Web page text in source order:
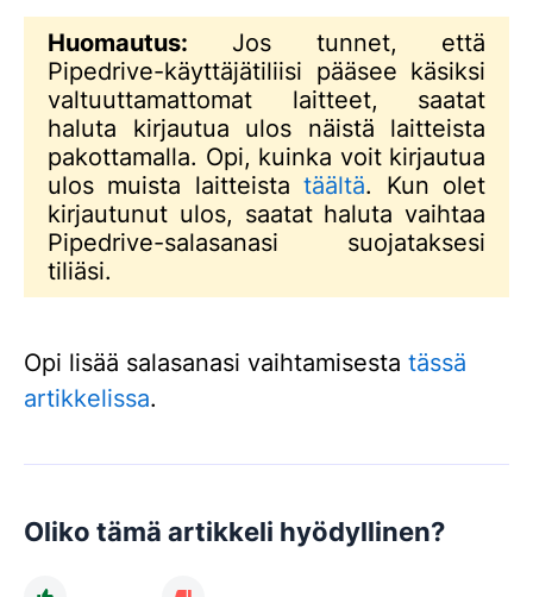
Huomautus: Jos tunnet, että
Pipedrive-käyttäjätiliisi pääsee käsiksi
valtuuttamattomat laitteet, saatat
haluta kirjautua ulos näistä laitteista
pakottamalla. Opi, kuinka voit kirjautua
ulos muista laitteistatäältä. Kun olet
kirjautunut ulos, saatat haluta vaihtaa
Pipedrive-salasanasi suojataksesi
tiliäsi.
Opi lisää salasanasi vaihtamisesta tässä
artikkelissa.
Oliko tämä artikkeli hyödyllinen?